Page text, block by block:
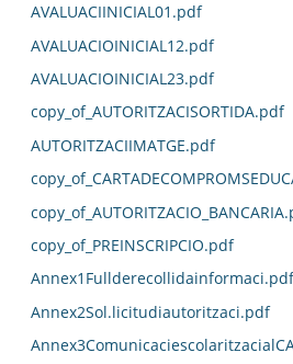
AVALUACIINICIAL01.pdf
AVALUACIOINICIAL12.pdf
AVALUACIOINICIAL23.pdf
copy_of_AUTORITZACISORTIDA.pdf
AUTORITZACIIMATGE.pdf
copy_of_PREINSCRIPCIO.pdf
Annex1Fullderecollidainformaci.pdf
Annex2Sol.licitudiautoritzaci.pdf